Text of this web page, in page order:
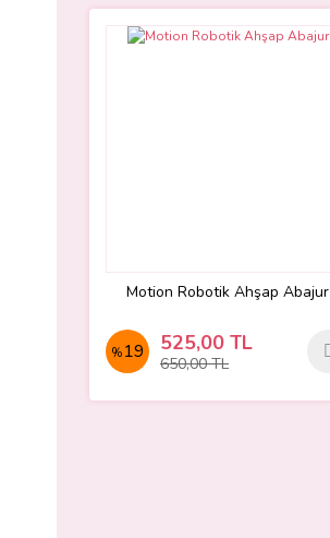
Motion Robotik Ahşap Abajur
% 19 525,00 TL
650,00 TL